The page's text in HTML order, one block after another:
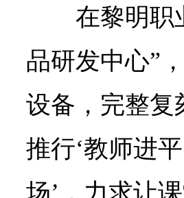
在黎明职
品研发中心”
设备，完整复
推行‘教师进
场’，力求让